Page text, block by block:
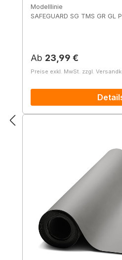
Modelllinie
SAFEGUARD SG TMS GR GL
Regulärer Preis:
Ab 23,99 €
Preise exkl. MwSt. zzgl.